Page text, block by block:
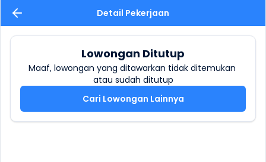
Detail Pekerjaan
Lowongan Ditutup
Maaf, lowongan yang ditawarkan tidak ditemukan
atau sudah ditutup
Cari Lowongan Lainnya